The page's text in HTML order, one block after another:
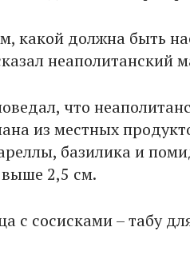
какой должна быть
неаполитанский
что
из местных
базилика и
выше 2,5 см.
с сосисками – табу